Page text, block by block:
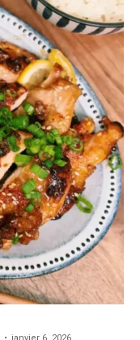
janvier 6, 2026